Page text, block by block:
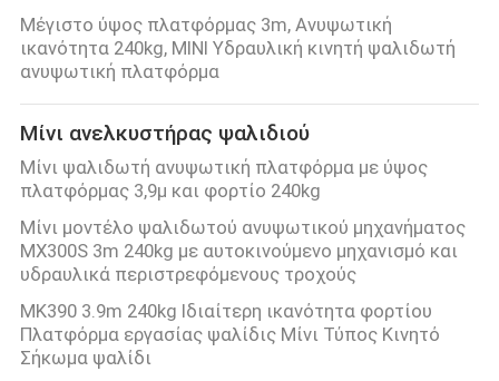
Μέγιστο ύψος πλατφόρμας 3m, Ανυψωτική
ικανότητα 240kg, ΜΙΝΙ Υδραυλική κινητή ψαλιδωτή
ανυψωτική πλατφόρμα
Μίνι ανελκυστήρας ψαλιδιού
Μίνι ψαλιδωτή ανυψωτική πλατφόρμα με ύψος
πλατφόρμας 3,9μ και φορτίο 240kg
Μίνι μοντέλο ψαλιδωτού ανυψωτικού μηχανήματος
MX300S 3m 240kg με αυτοκινούμενο μηχανισμό και
υδραυλικά περιστρεφόμενους τροχούς
MK390 3.9m 240kg Ιδιαίτερη ικανότητα φορτίου
Πλατφόρμα εργασίας ψαλίδις Μίνι Τύπος Κινητό
Σήκωμα ψαλίδι